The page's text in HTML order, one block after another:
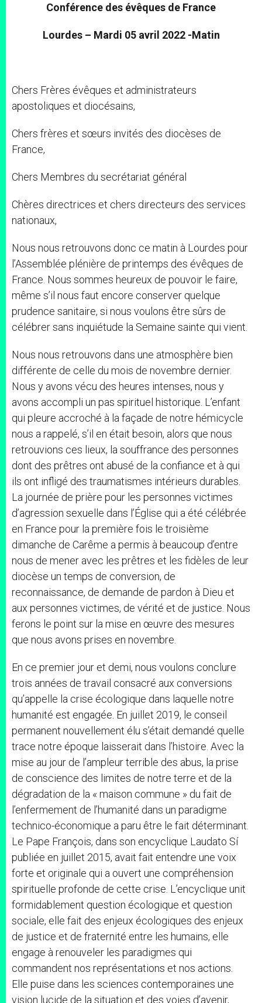
Conférence des évêques de France
Lourdes – Mardi 05 avril 2022 -Matin
Chers Frères évêques et administrateurs
apostoliques et diocésains,
Chers frères et sœurs invités des diocèses de
France,
Chers Membres du secrétariat général
Chères directrices et chers directeurs des services
nationaux,
Nous nous retrouvons donc ce matin à Lourdes pour
l’Assemblée plénière de printemps des évêques de
France. Nous sommes heureux de pouvoir le faire,
même s’il nous faut encore conserver quelque
prudence sanitaire, si nous voulons être sûrs de
célébrer sans inquiétude la Semaine sainte qui vient.
Nous nous retrouvons dans une atmosphère bien
différente de celle du mois de novembre dernier.
Nous y avons vécu des heures intenses, nous y
avons accompli un pas spirituel historique. L’enfant
qui pleure accroché à la façade de notre hémicycle
nous a rappelé, s’il en était besoin, alors que nous
retrouvions ces lieux, la souffrance des personnes
dont des prêtres ont abusé de la confiance et à qui
ils ont infligé des traumatismes intérieurs durables.
La journée de prière pour les personnes victimes
d’agression sexuelle dans l’Église qui a été célébrée
en France pour la première fois le troisième
dimanche de Carême a permis à beaucoup d’entre
nous de mener avec les prêtres et les fidèles de leur
diocèse un temps de conversion, de
reconnaissance, de demande de pardon à Dieu et
aux personnes victimes, de vérité et de justice. Nous
ferons le point sur la mise en œuvre des mesures
que nous avons prises en novembre.
En ce premier jour et demi, nous voulons conclure
trois années de travail consacré aux conversions
qu’appelle la crise écologique dans laquelle notre
humanité est engagée. En juillet 2019, le conseil
permanent nouvellement élu s’était demandé quelle
trace notre époque laisserait dans l’histoire. Avec la
mise au jour de l’ampleur terrible des abus, la prise
de conscience des limites de notre terre et de la
dégradation de la « maison commune » du fait de
l’enfermement de l’humanité dans un paradigme
technico-économique a paru être le fait déterminant.
Le Pape François, dans son encyclique Laudato Sí
publiée en juillet 2015, avait fait entendre une voix
forte et originale qui a ouvert une compréhension
spirituelle profonde de cette crise. L’encyclique unit
formidablement question écologique et question
sociale, elle fait des enjeux écologiques des enjeux
de justice et de fraternité entre les humains, elle
engage à renouveler les paradigmes qui
commandent nos représentations et nos actions.
Elle puise dans les sciences contemporaines une
vision lucide de la situation et des voies d’avenir,